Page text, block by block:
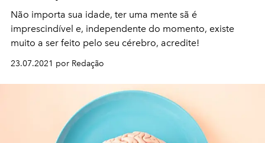
Não importa sua idade, ter uma mente sã é
imprescindível e, independente do momento, existe
muito a ser feito pelo seu cérebro, acredite!
23.07.2021 por Redação